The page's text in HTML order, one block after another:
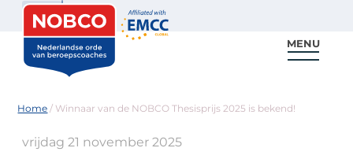
Zoeken
MENU
Home / Winnaar van de NOBCO Thesisprijs 2025 is bekend!
vrijdag 21 november 2025